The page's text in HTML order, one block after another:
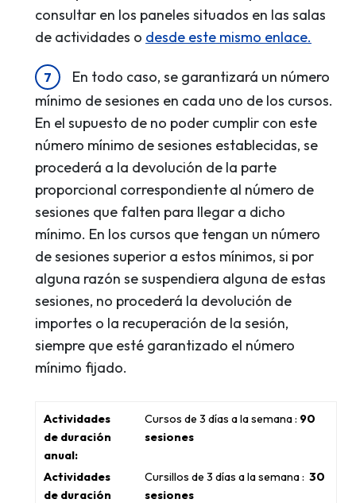
consultar en los paneles situados en las salas
de actividades o desde este mismo enlace.
En todo caso, se garantizará un número
mínimo de sesiones en cada uno de los cursos.
En el supuesto de no poder cumplir con este
número mínimo de sesiones establecidas, se
procederá a la devolución de la parte
proporcional correspondiente al número de
sesiones que falten para llegar a dicho
mínimo. En los cursos que tengan un número
de sesiones superior a estos mínimos, si por
alguna razón se suspendiera alguna de estas
sesiones, no procederá la devolución de
importes o la recuperación de la sesión,
siempre que esté garantizado el número
mínimo fijado.
Cursos de 3 días a la semana : 90
sesiones
Cursillos de 3 días a la semana :30
sesiones